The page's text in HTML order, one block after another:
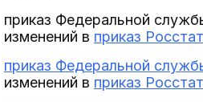
приказ Федеральной
изменений в приказ
приказ Федеральной
изменений в приказ